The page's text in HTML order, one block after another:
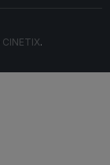
CINETIX.